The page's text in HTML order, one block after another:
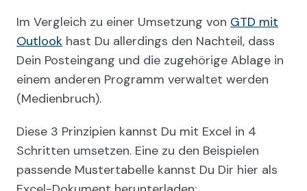
Im Vergleich zu einer Umsetzung von GTD mit
Outlook hast Du allerdings den Nachteil, dass
Dein Posteingang und die zugehörige Ablage in
einem anderen Programm verwaltet werden
(Medienbruch).
Diese 3 Prinzipien kannst Du mit Excel in 4
Schritten umsetzen. Eine zu den Beispielen
passende Mustertabelle kannst Du Dir hier als